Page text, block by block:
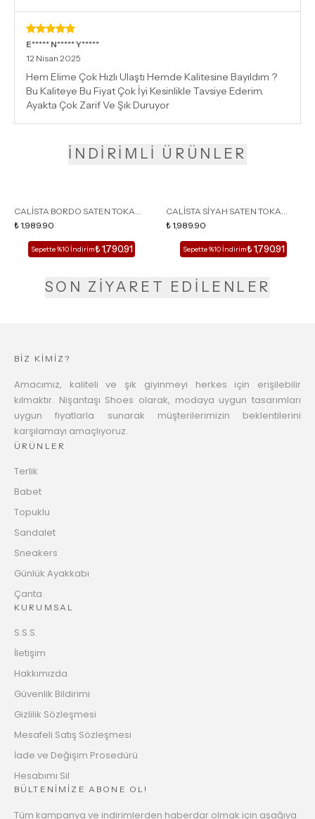
E***** N***** Y*****
12 Nisan 2025
Hem Elime Çok Hızlı Ulaştı Hemde Kalitesine Bayıldım ?
Bu Kaliteye Bu Fiyat Çok İyi Kesinlikle Tavsiye Ederim.
Ayakta Çok Zarif Ve Şık Duruyor
İNDİRİMLİ ÜRÜNLER
CALİSTA BORDO SATEN TOKA
DETAY SİVRİ BURUN KADIN
TOPUKLU TERLİK
₺ 1,989.90
Sepette %10 İndirim₺ 1,790.91
CALİSTA SİYAH SATEN TOKA
DETAY SİVRİ BURUN KADIN
TOPUKLU TERLİK
₺ 1,989.90
Sepette %10 İndirim₺ 1,790.91
SON ZİYARET EDİLENLER
BİZ KİMİZ?
Amacımız, kaliteli ve şık giyinmeyi herkes için erişilebilir
kılmaktır. Nişantaşı Shoes olarak, modaya uygun tasarımları
uygun fiyatlarla sunarak müşterilerimizin beklentilerini
karşılamayı amaçlıyoruz.
ÜRÜNLER
Terlik
Babet
Topuklu
Sandalet
Sneakers
Günlük Ayakkabı
Çanta
KURUMSAL
S.S.S.
İletişim
Hakkımızda
Güvenlik Bildirimi
Gizlilik Sözleşmesi
Mesafeli Satış Sözleşmesi
İade ve Değişim Prosedürü
Hesabımı Sil
BÜLTENİMİZE ABONE OL!
Tüm kampanya ve indirimlerden haberdar olmak için aşağıya